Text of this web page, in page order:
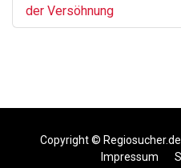
der Versöhnung
Copyright © Regiosucher.de
Impressum